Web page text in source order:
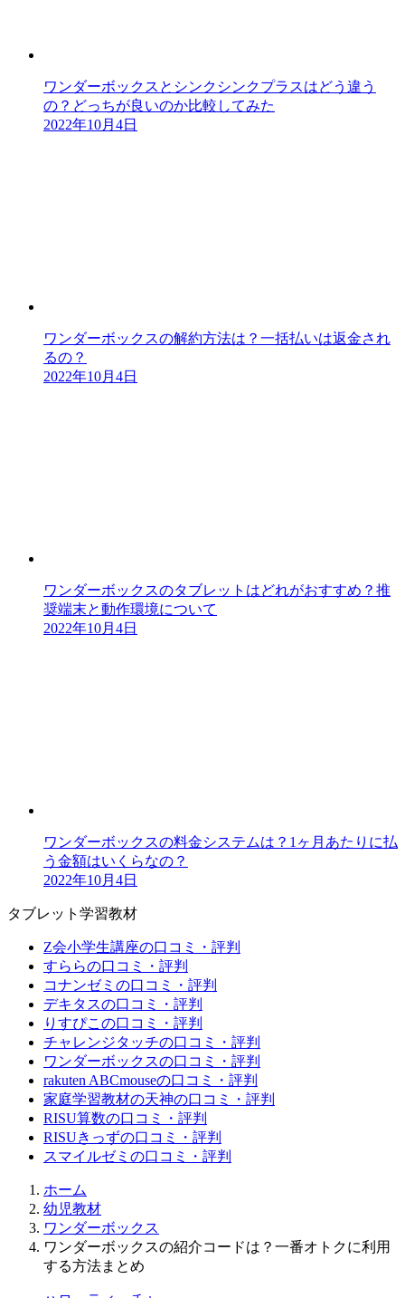
ワンダーボックスとシンクシンクプラスはどう違う
の？どっちが良いのか比較してみた
2022年10月4日
ワンダーボックスの解約方法は？一括払いは返金され
るの？
2022年10月4日
ワンダーボックスのタブレットはどれがおすすめ？推
奨端末と動作環境について
2022年10月4日
ワンダーボックスの料金システムは？1ヶ月あたりに払
う金額はいくらなの？
2022年10月4日
タブレット学習教材
Z会小学生講座の口コミ・評判
すららの口コミ・評判
コナンゼミの口コミ・評判
デキタスの口コミ・評判
りすぴこの口コミ・評判
チャレンジタッチの口コミ・評判
ワンダーボックスの口コミ・評判
rakuten ABCmouseの口コミ・評判
家庭学習教材の天神の口コミ・評判
RISU算数の口コミ・評判
RISUきっずの口コミ・評判
スマイルゼミの口コミ・評判
ホーム
幼児教材
ワンダーボックス
ワンダーボックスの紹介コードは？一番オトクに利用
する方法まとめ